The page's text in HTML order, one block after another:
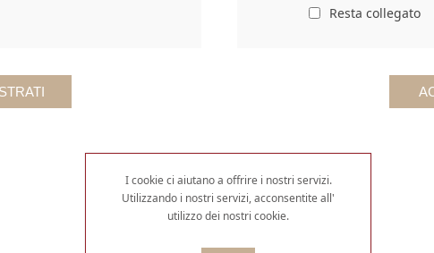
Resta collegato
I cookie ci aiutano a offrire i nostri servizi.
Utilizzando i nostri servizi, acconsentite all'
utilizzo dei nostri cookie.